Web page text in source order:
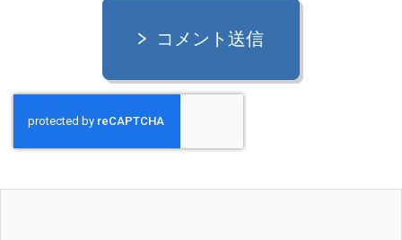
コメント送信